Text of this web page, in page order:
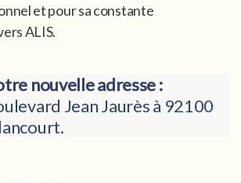
et pour sa constante
ALIS.
nouvelle adresse :
Jean Jaurès à 92100